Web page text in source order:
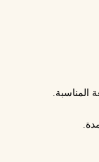
المناسبة.